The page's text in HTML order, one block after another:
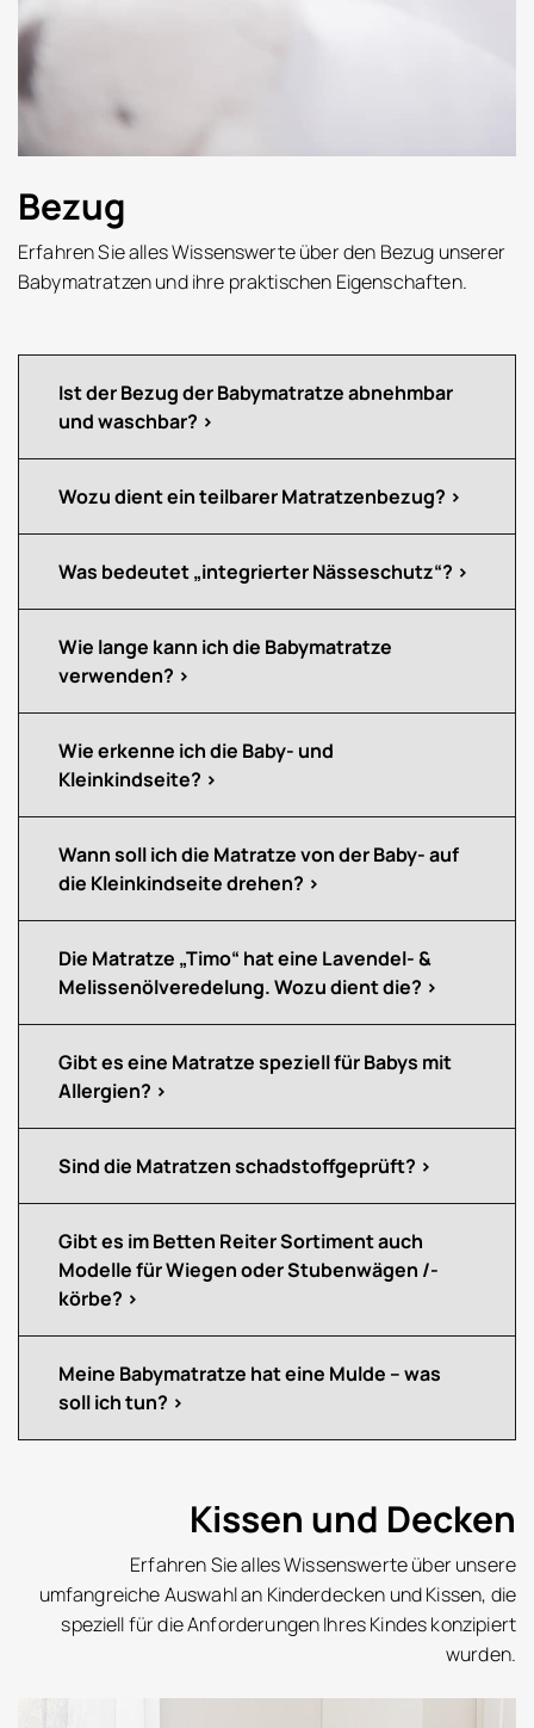
Bezug
Erfahren Sie alles Wissenswerte über den Bezug unserer
Babymatratzen und ihre praktischen Eigenschaften.
Ist der Bezug der Babymatratze abnehmbar
und waschbar?
Wozu dient ein teilbarer Matratzenbezug?
Was bedeutet „integrierter Nässeschutz“?
Wie lange kann ich die Babymatratze
verwenden?
Wie erkenne ich die Baby- und
Kleinkindseite?
Wann soll ich die Matratze von der Baby- auf
die Kleinkindseite drehen?
Die Matratze „Timo“ hat eine Lavendel- &
Melissenölveredelung. Wozu dient die?
Gibt es eine Matratze speziell für Babys mit
Allergien?
Sind die Matratzen schadstoffgeprüft?
Gibt es im Betten Reiter Sortiment auch
Modelle für Wiegen oder Stubenwägen /-
körbe?
Meine Babymatratze hat eine Mulde – was
soll ich tun?
Kissen und Decken
Erfahren Sie alles Wissenswerte über unsere
umfangreiche Auswahl an Kinderdecken und Kissen, die
speziell für die Anforderungen Ihres Kindes konzipiert
wurden.